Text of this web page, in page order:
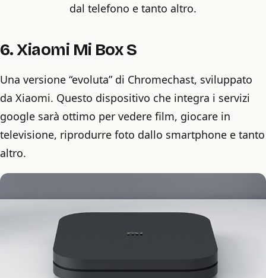
dal telefono e tanto altro.
6. Xiaomi Mi Box S
Una versione “evoluta” di Chromechast, sviluppato
da Xiaomi. Questo dispositivo che integra i servizi
google sarà ottimo per vedere film, giocare in
televisione, riprodurre foto dallo smartphone e tanto
altro.